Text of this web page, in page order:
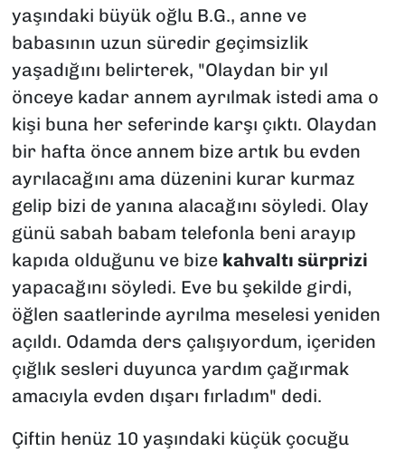
yaşındaki büyük oğlu B.G., anne ve
babasının uzun süredir geçimsizlik
yaşadığını belirterek, "Olaydan bir yıl
önceye kadar annem ayrılmak istedi ama o
kişi buna her seferinde karşı çıktı. Olaydan
bir hafta önce annem bize artık bu evden
ayrılacağını ama düzenini kurar kurmaz
gelip bizi de yanına alacağını söyledi. Olay
günü sabah babam telefonla beni arayıp
kapıda olduğunu ve bize kahvaltı sürprizi
yapacağını söyledi. Eve bu şekilde girdi,
öğlen saatlerinde ayrılma meselesi yeniden
açıldı. Odamda ders çalışıyordum, içeriden
çığlık sesleri duyunca yardım çağırmak
amacıyla evden dışarı fırladım" dedi.
Çiftin henüz 10 yaşındaki küçük çocuğu